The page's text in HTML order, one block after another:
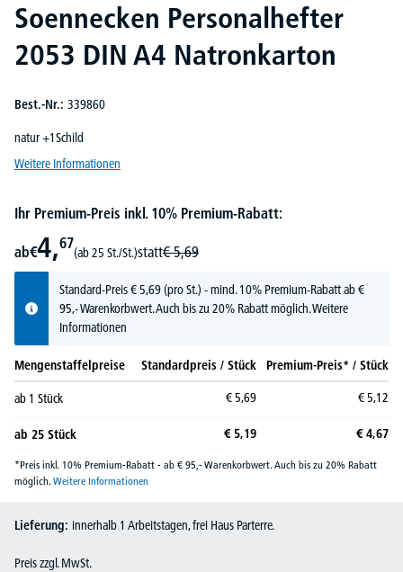
Soennecken Personalhefter
2053 DIN A4 Natronkarton
Best.-Nr.: 339860
natur +1Schild
Weitere Informationen
Ihr Premium-Preis inkl. 10% Premium-Rabatt:
ab€4,67
(ab 25 St./St.)statt€ 5,69
Standard-Preis€ 5,69(pro St.) - mind. 10% Premium-Rabatt ab €
95,- Warenkorbwert. Auch bis zu 20% Rabatt möglich.Weitere
Informationen
Mengenstaffelpreise Standardpreis / Stück Premium-Preis* / Stück
ab 1 Stück € 5,69 € 5,12
ab 25 Stück € 5,19 € 4,67
*Preis inkl. 10% Premium-Rabatt - ab € 95,- Warenkorbwert. Auch bis zu 20% Rabatt
möglich. Weitere Informationen
Lieferung: innerhalb 1 Arbeitstagen, frei Haus Parterre.
Preis zzgl. MwSt.